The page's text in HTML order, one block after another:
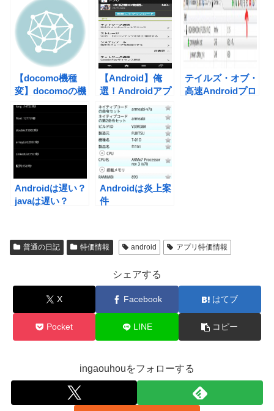
“iOS”が今なら無
料だ、お前ら急げ
ー！！
ー！
い、お前ら急げ
ー！【SOL21】
☆MNP一括０
円！
【docomo機種
変】docomoの機
種変は今がチャン
スだ、お前ら急げ
ー！
【Android】俺
選！Androidアプ
リの糞パーミッシ
ョンベスト５！
【uses-
permission】
テイルズ・オブ・
高速Androidプロ
Androidは遅い？
javaは遅い？
Androidは炎上案
件
普通の日記 特価情報 android アプリ特価情報
シェアする
X Facebook はてブ
Pocket LINE コピー
ingaouhouをフォローする